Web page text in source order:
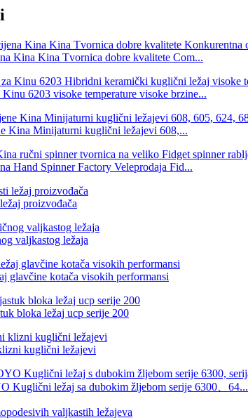
Kina Kina Tvornica dobre kvalitete Com...
6203 visoke temperature visoke brzine...
Kina Minijaturni kuglični ležajevi 608,...
Hand Spinner Factory Veleprodaja Fid...
proizvođača
valjkastog ležaja
glavčine kotača visokih performansi
bloka ležaj ucp serije 200
kuglični ležajevi
Kuglični ležaj sa dubokim žljebom serije 6300、64...